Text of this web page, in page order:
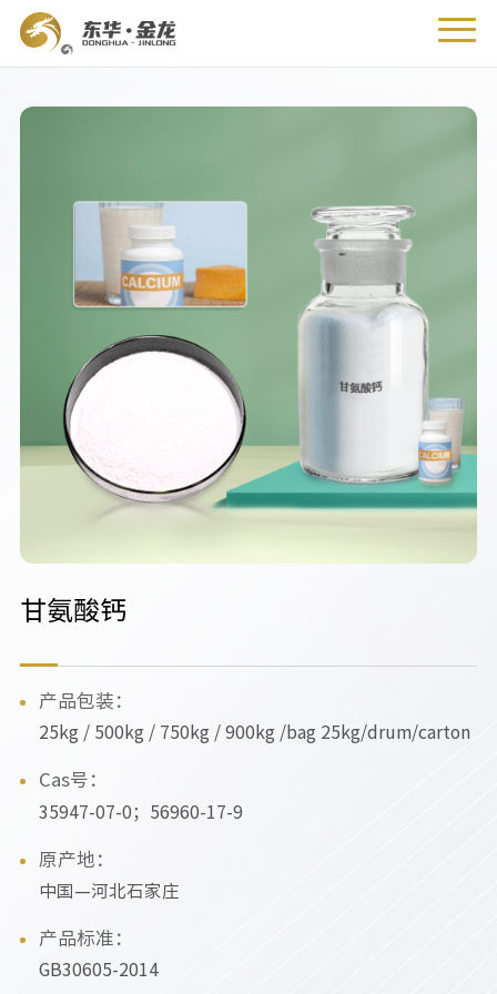
甘氨酸钙
产品包装：
25kg / 500kg / 750kg / 900kg /bag 25kg/drum/carton
Cas号：
35947-07-0；56960-17-9
原产地：
中国—河北石家庄
产品标准：
GB30605-2014